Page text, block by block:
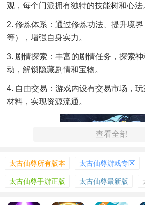
观，每个门派拥有独特的技能树和心法
2. 修炼体系：通过修炼功法、提升境
等），增强自身实力。
3. 剧情探索：丰富的剧情任务，探索
动，解锁隐藏剧情和宝物。
4. 自由交易：游戏内设有交易市场，玩
材料，实现资源流通。
查看全部
太古仙尊所有版本 太古仙尊游戏专区
太古仙尊手游正版 太古仙尊最新版